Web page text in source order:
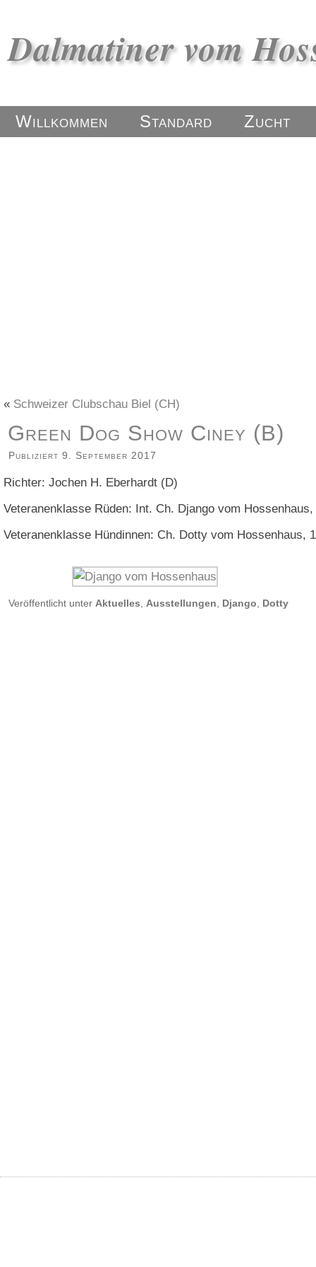
Dalmatiner vom
Willkommen Standard Zucht
« Schweizer Clubschau Biel (CH)
Green Dog Show Ciney (B)
Publiziert 9. September 2017
Richter: Jochen H. Eberhardt (D)
Veteranenklasse Rüden: Int. Ch. Django vom
Veteranenklasse Hündinnen: Ch. Dotty vom Hossenhaus,
Veröffentlicht unter Aktuelles Ausstellungen Django Dotty